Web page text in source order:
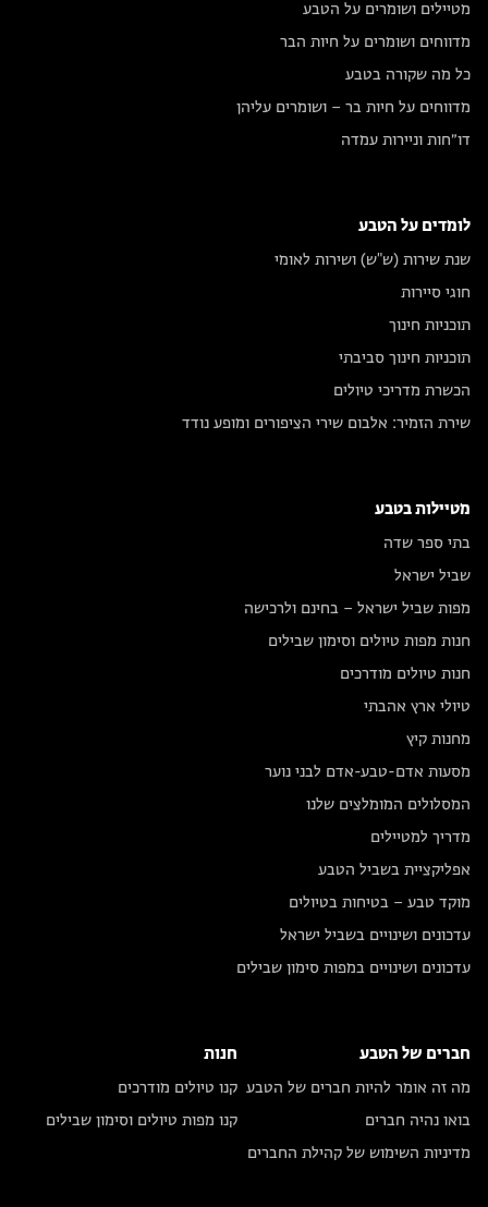
מטיילים ושומרים על הטבע
מדווחים ושומרים על חיות הבר
כל מה שקורה בטבע
מדווחים על חיות בר – ושומרים עליהן
דו״חות וניירות עמדה
לומדים על הטבע
שנת שירות (ש"ש) ושירות לאומי
חוגי סיירות
תוכניות חינוך
תוכניות חינוך סביבתי
הכשרת מדריכי טיולים
שירת הזמיר: אלבום שירי הציפורים ומופע נודד
מטיילות בטבע
בתי ספר שדה
שביל ישראל
מפות שביל ישראל – בחינם ולרכישה
חנות מפות טיולים וסימון שבילים
חנות טיולים מודרכים
טיולי ארץ אהבתי
מחנות קיץ
מסעות אדם-טבע-אדם לבני נוער
המסלולים המומלצים שלנו
מדריך למטיילים
אפליקציית בשביל הטבע
מוקד טבע – בטיחות בטיולים
עדכונים ושינויים בשביל ישראל
עדכונים ושינויים במפות סימון שבילים
חברים של הטבע
מה זה אומר להיות חברים של הטבע
בואו נהיה חברים
מדיניות השימוש של קהילת החברים
חנות
קנו טיולים מודרכים
קנו מפות טיולים וסימון שבילים